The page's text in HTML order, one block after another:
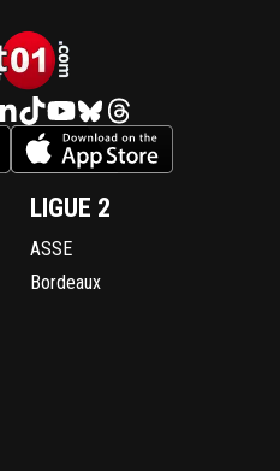
LIGUE 2
ASSE
Bordeaux